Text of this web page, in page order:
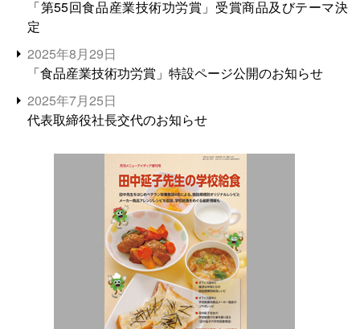
「第55回食品産業技術功労賞」受賞商品及びテーマ決
定
2025年8月29日
「食品産業技術功労賞」特設ページ公開のお知らせ
2025年7月25日
代表取締役社長交代のお知らせ